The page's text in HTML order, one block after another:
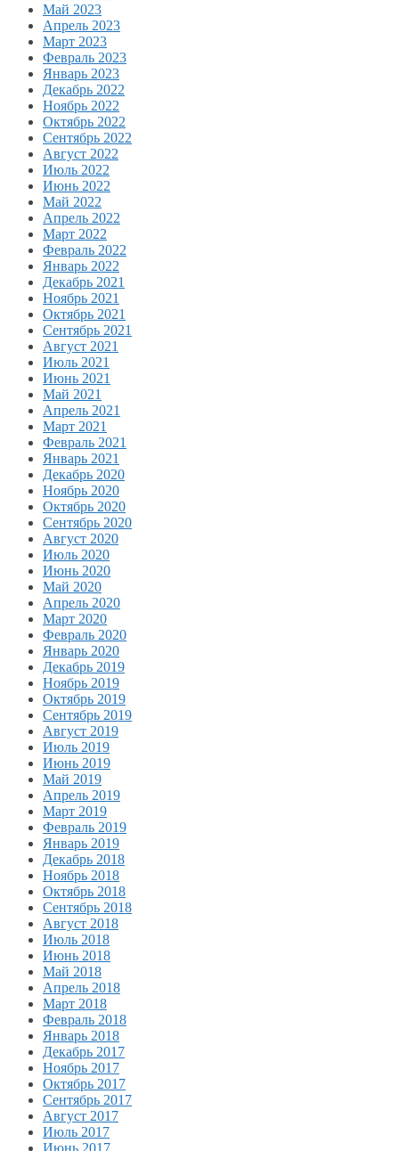
Май 2023
Апрель 2023
Март 2023
Февраль 2023
Январь 2023
Декабрь 2022
Ноябрь 2022
Октябрь 2022
Сентябрь 2022
Август 2022
Июль 2022
Июнь 2022
Май 2022
Апрель 2022
Март 2022
Февраль 2022
Январь 2022
Декабрь 2021
Ноябрь 2021
Октябрь 2021
Сентябрь 2021
Август 2021
Июль 2021
Июнь 2021
Май 2021
Апрель 2021
Март 2021
Февраль 2021
Январь 2021
Декабрь 2020
Ноябрь 2020
Октябрь 2020
Сентябрь 2020
Август 2020
Июль 2020
Июнь 2020
Май 2020
Апрель 2020
Март 2020
Февраль 2020
Январь 2020
Декабрь 2019
Ноябрь 2019
Октябрь 2019
Сентябрь 2019
Август 2019
Июль 2019
Июнь 2019
Май 2019
Апрель 2019
Март 2019
Февраль 2019
Январь 2019
Декабрь 2018
Ноябрь 2018
Октябрь 2018
Сентябрь 2018
Август 2018
Июль 2018
Июнь 2018
Май 2018
Апрель 2018
Март 2018
Февраль 2018
Январь 2018
Декабрь 2017
Ноябрь 2017
Октябрь 2017
Сентябрь 2017
Август 2017
Июль 2017
Июнь 2017